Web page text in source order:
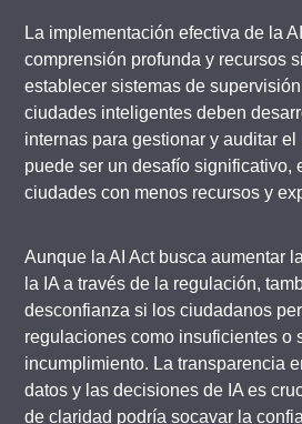
La implementación efectiva de la
comprensión profunda y recursos
establecer sistemas de
ciudades inteligentes deben
internas para gestionar y auditar
puede ser un desafío significativo,
ciudades con menos recursos y
Aunque la AI Act busca aumentar
la IA a través de la regulación,
desconfianza si los ciudadanos
regulaciones como insuficientes o
incumplimiento. La transparencia
datos y las decisiones de IA es
de claridad podría socavar la